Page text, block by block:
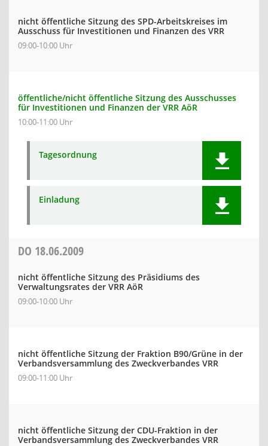
nicht öffentliche Sitzung des SPD-Arbeitskreises im
Ausschuss für Investitionen und Finanzen des VRR
09:00-10:00 Uhr
öffentliche/nicht öffentliche Sitzung des Ausschusses
für Investitionen und Finanzen der VRR AöR
10:00-11:00 Uhr
Tagesordnung
Einladung
DO 18.06.2009
nicht öffentliche Sitzung des Präsidiums des
Verwaltungsrates der VRR AöR
09:00-10:00 Uhr
nicht öffentliche Sitzung der Fraktion B90/Grüne in der
Verbandsversammlung des Zweckverbandes VRR
09:00-11:00 Uhr
nicht öffentliche Sitzung der CDU-Fraktion in der
Verbandsversammlung des Zweckverbandes VRR